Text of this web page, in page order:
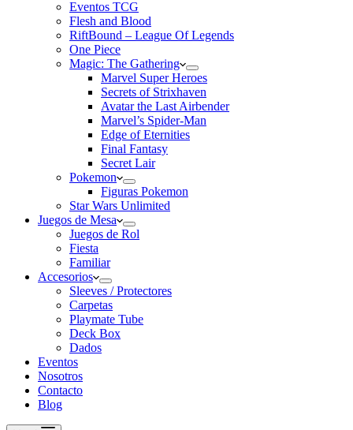
Eventos TCG
Flesh and Blood
RiftBound – League Of Legends
One Piece
Magic: The Gathering
Marvel Super Heroes
Secrets of Strixhaven
Avatar the Last Airbender
Marvel’s Spider-Man
Edge of Eternities
Final Fantasy
Secret Lair
Pokemon
Figuras Pokemon
Star Wars Unlimited
Juegos de Mesa
Juegos de Rol
Fiesta
Familiar
Accesorios
Sleeves / Protectores
Carpetas
Playmate Tube
Deck Box
Dados
Eventos
Nosotros
Contacto
Blog